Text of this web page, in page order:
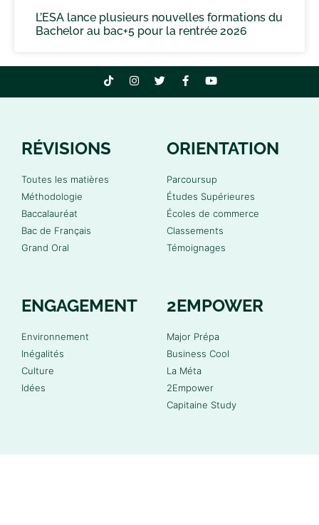
L’ESA lance plusieurs nouvelles formations du
Bachelor au bac+5 pour la rentrée 2026
RÉVISIONS
Toutes les matières
Méthodologie
Baccalauréat
Bac de Français
Grand Oral
ORIENTATION
Parcoursup
Études Supérieures
Écoles de commerce
Classements
Témoignages
ENGAGEMENT
Environnement
Inégalités
Culture
Idées
2EMPOWER
Major Prépa
Business Cool
La Méta
2Empower
Capitaine Study